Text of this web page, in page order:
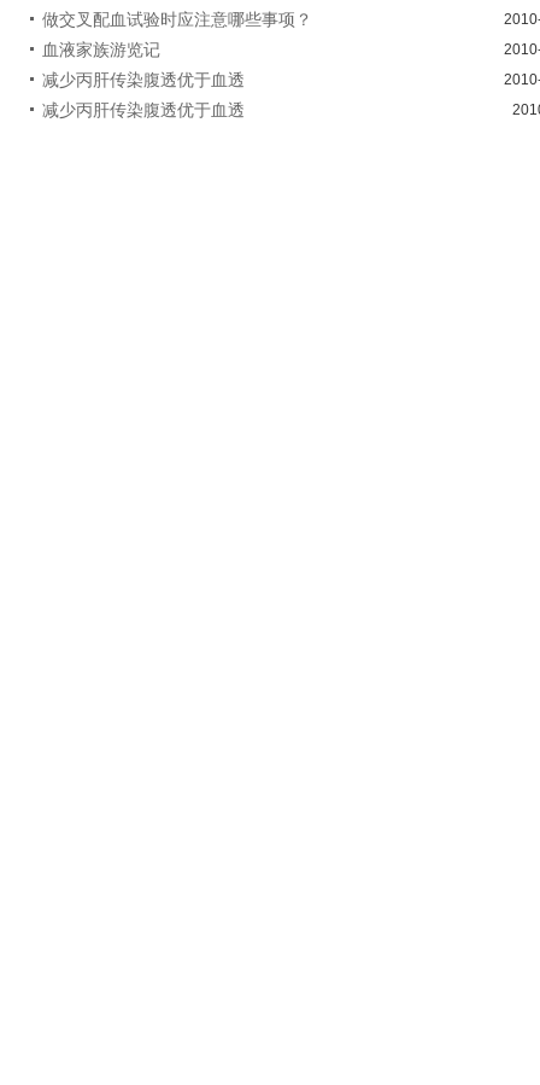
做交叉配血试验时应注意哪些事项？
血液家族游览记
减少丙肝传染腹透优于血透
减少丙肝传染腹透优于血透